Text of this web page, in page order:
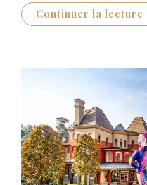
Continuer la lecture